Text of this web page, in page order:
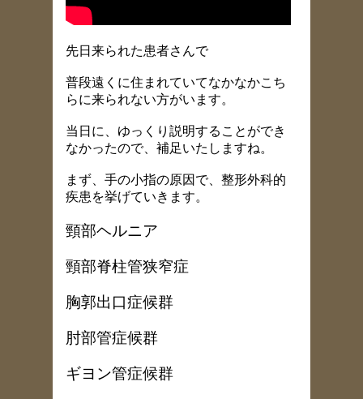
先日来られた患者さんで
普段遠くに住まれていてなかなかこち
らに来られない方がいます。
当日に、ゆっくり説明することができ
なかったので、補足いたしますね。
まず、手の小指の原因で、整形外科的
疾患を挙げていきます。
頸部ヘルニア
頸部脊柱管狭窄症
胸郭出口症候群
肘部管症候群
ギヨン管症候群